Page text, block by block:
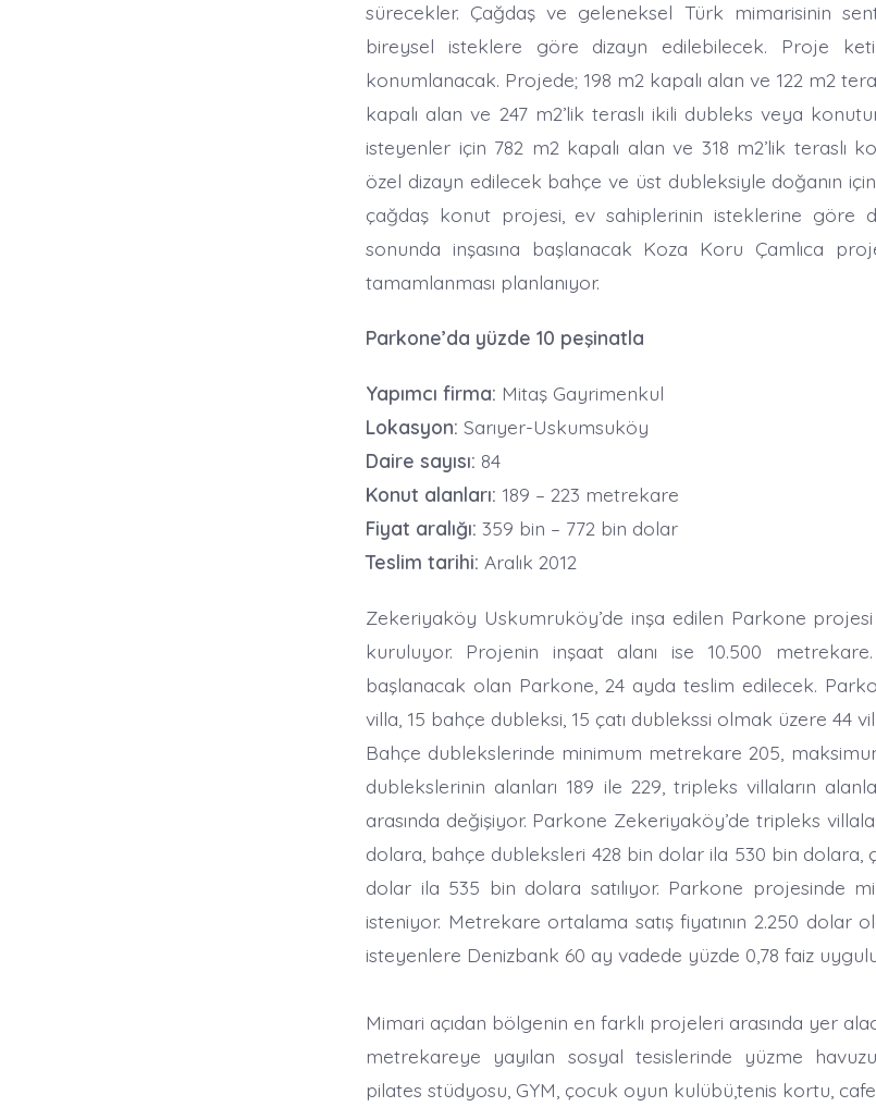
sürecekler. Çağdaş ve geleneksel Türk mimarisinin
bireysel isteklere göre dizayn edilebilecek. Proje
konumlanacak. Projede; 198 m2 kapalı alan ve 122 m2
kapalı alan ve 247 m2’lik teraslı ikili dubleks veya
isteyenler için 782 m2 kapalı alan ve 318 m2’lik teraslı
özel dizayn edilecek bahçe ve üst dubleksiyle doğanın
çağdaş konut projesi, ev sahiplerinin isteklerine göre
sonunda inşasına başlanacak Koza Koru Çamlıca
tamamlanması planlanıyor.
Parkone’da yüzde 10 peşinatla
Yapımcı firma: Mitaş Gayrimenkul
Lokasyon: Sarıyer-Uskumsuköy
Daire sayısı: 84
Konut alanları: 189 – 223 metrekare
Fiyat aralığı: 359 bin – 772 bin dolar
Teslim tarihi: Aralık 2012
Zekeriyaköy Uskumruköy’de inşa edilen Parkone
kuruluyor. Projenin inşaat alanı ise 10.500 metrekare.
başlanacak olan Parkone, 24 ayda teslim edilecek.
villa, 15 bahçe dubleksi, 15 çatı dublekssi olmak üzere 44
Bahçe dublekslerinde minimum metrekare 205,
dublekslerinin alanları 189 ile 229, tripleks villaların
arasında değişiyor. Parkone Zekeriyaköy’de tripleks
dolara, bahçe dubleksleri 428 bin dolar ila 530 bin dolara,
dolar ila 535 bin dolara satılıyor. Parkone projesinde
isteniyor. Metrekare ortalama satış fiyatının 2.250 dolar
isteyenlere Denizbank 60 ay vadede yüzde 0,78 faiz
Mimari açıdan bölgenin en farklı projeleri arasında yer
metrekareye yayılan sosyal tesislerinde yüzme
pilates stüdyosu, GYM, çocuk oyun kulübü,tenis kortu,